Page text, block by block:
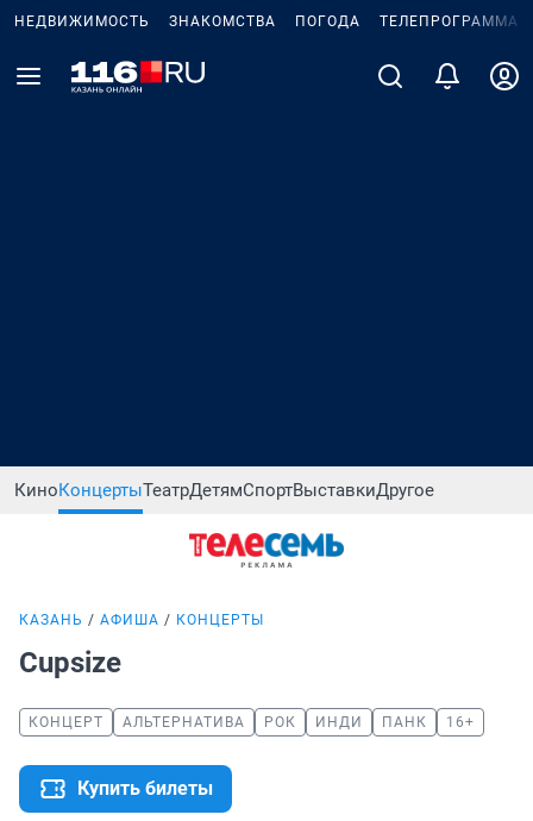
НЕДВИЖИМОСТЬ ЗНАКОМСТВА ПОГОДА ТЕЛЕПРОГРАММА
КиноКонцертыТеатрДетямСпортВыставкиДругое
КАЗАНЬ АФИША КОНЦЕРТЫ
Cupsize
КОНЦЕРТ АЛЬТЕРНАТИВА РОК ИНДИ ПАНК 16+
Купить билеты